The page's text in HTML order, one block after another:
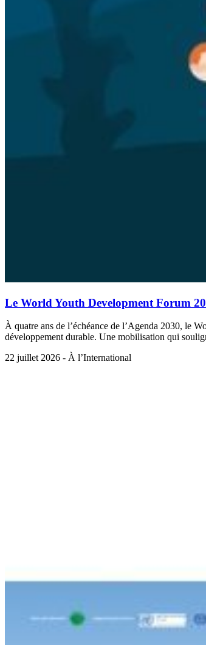
Le World Youth Development Forum
À quatre ans de l’échéance de l’Agenda 2030, le
développement durable. Une mobilisation qui
22 juillet 2026 - À l’International